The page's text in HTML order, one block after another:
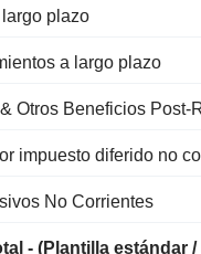
plazo
a largo plazo
Otros Beneficios Post-
impuesto diferido no
No Corrientes
- (Plantilla estándar